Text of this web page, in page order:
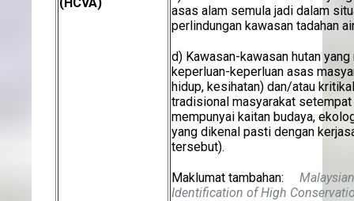
asas alam semula jadi dalam
perlindungan kawasan tadahan
d) Kawasan-kawasan hutan
keperluan-keperluan asas
hidup, kesihatan) dan/atau
tradisional masyarakat
mempunyai kaitan budaya,
yang dikenal pasti dengan
tersebut).
Maklumat tambahan:
Identification of High